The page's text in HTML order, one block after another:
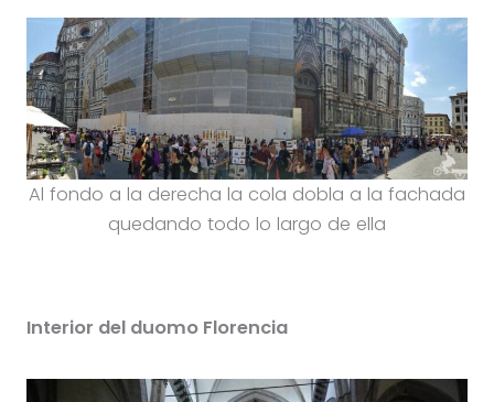
Al fondo a la derecha la cola dobla a la fachada
quedando todo lo largo de ella
Interior del duomo Florencia